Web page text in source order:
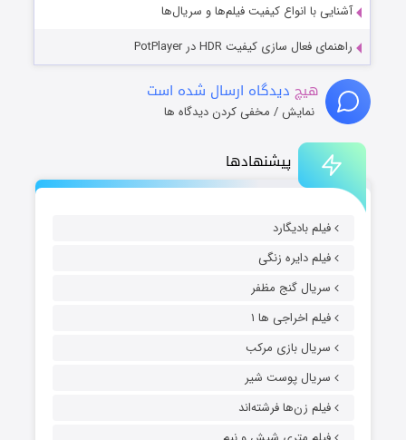
پیشنهادها
فیلم بادیگارد
فیلم دایره زنگی
سریال گنج مظفر
فیلم اخراجی ها ۱
سریال بازی مرکب
سریال پوست شیر
فیلم زن‌ها فرشته‌اند
آشنایی با انواع کیفیت فیلم‌ها و سریال‌ها
راهنمای فعال سازی کیفیت HDR در PotPlayer
هیچ دیدگاه ارسال شده است
نمایش / مخفی کردن دیدگاه ها